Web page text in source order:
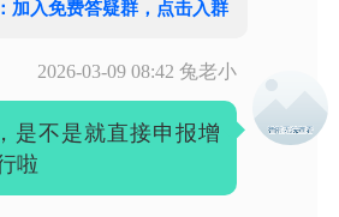
加入免费答疑群，点击入群
2026-03-09 08:42 兔老小
是不是就直接申报增
啦